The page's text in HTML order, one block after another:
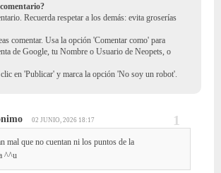
Recuerda respetar a los demás: evita groserías
comentar. Usa la opción 'Comentar como' para
de Google, tu Nombre o Usuario de Neopets, o
en 'Publicar' y marca la opción 'No soy un robot'.
02 JUNIO, 2026 18:17
mal que no cuentan ni los puntos de la
^^u